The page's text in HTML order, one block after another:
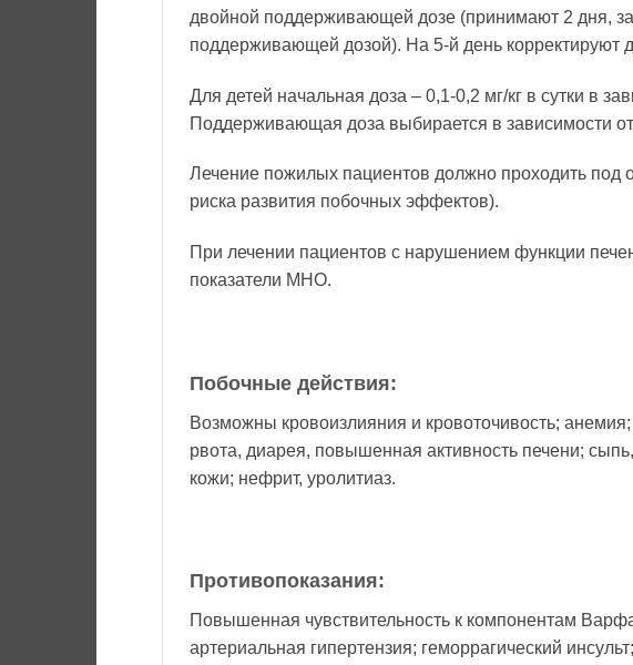
двойной поддерживающей дозе (принимают 2 дня,
поддерживающей дозой). На 5-й день корректируют
Для детей начальная доза – 0,1-0,2 мг/кг в сутки в
Поддерживающая доза выбирается в зависимости
Лечение пожилых пациентов должно проходить под
риска развития побочных эффектов).
При лечении пациентов с нарушением функции
показатели МНО.
Побочные действия:
Возможны кровоизлияния и кровоточивость;
рвота, диарея, повышенная активность печени;
кожи; нефрит, уролитиаз.
Противопоказания:
Повышенная чувствительность к компонентам
артериальная гипертензия; геморрагический